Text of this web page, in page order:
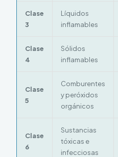
Clase
3
Líquidos
inflamables
Clase
4
Sólidos
inflamables
Clase
5
Comburentes
y peróxidos
orgánicos
Clase
6
Sustancias
tóxicas e
infecciosas